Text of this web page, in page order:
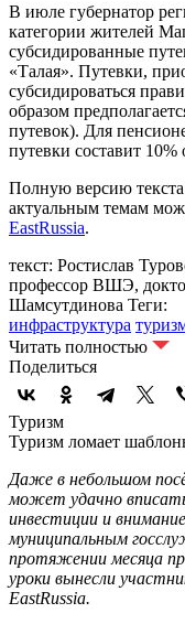
В июле губернатор
категории жителей
субсидированные
«Талая». Путевки,
субсидироваться
образом
путевок). Для
путевки составит
Полную версию
актуальным темам
EastRussia.
текст: Ростислав
профессор ВШЭ,
Шамсутдинова Теги:
инфраструктура
Читать полностью
Поделиться
Туризм
Туризм ломает
Даже в небольшом
может удачно
инвестиции и
муниципальным
протяжении месяца
уроки вынесли
EastRussia.